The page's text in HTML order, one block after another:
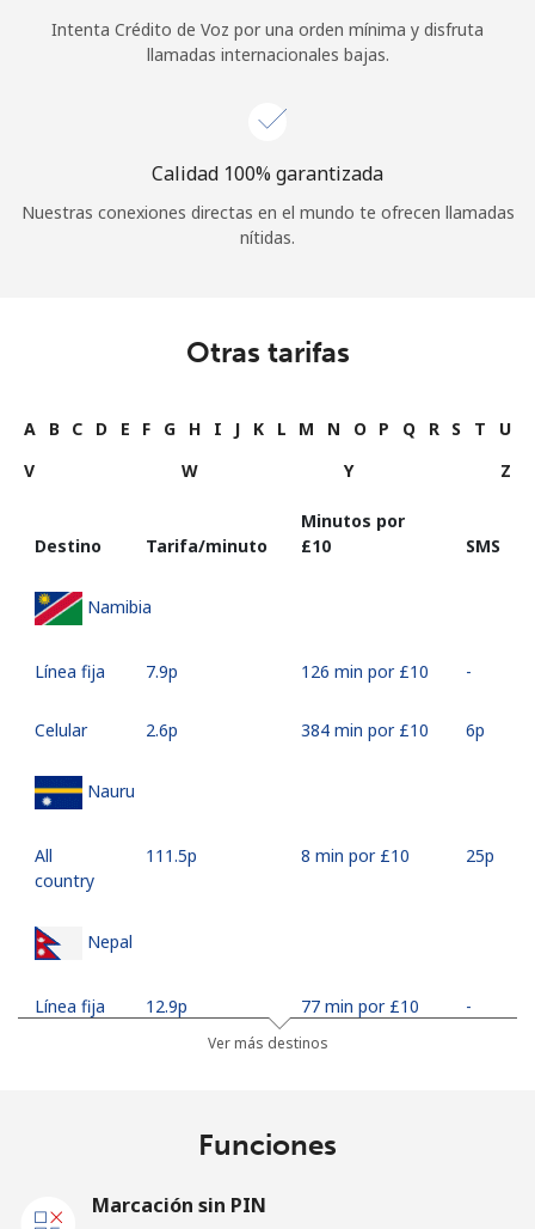
Intenta Crédito de Voz por una orden mínima y disfruta
llamadas internacionales bajas.
Calidad 100% garantizada
Nuestras conexiones directas en el mundo te ofrecen llamadas
nítidas.
Otras tarifas
A B C D E F G H I J K L M N O P Q R S T
U
V
W Y Z
Destino Tarifa/minuto
Minutos por
⁦£10⁩
SMS
Namibia
Línea fija ⁦7.9p⁩ 126 min por ⁦£10⁩ -
Celular ⁦2.6p⁩ 384 min por ⁦£10⁩ ⁦6p⁩
Nauru
All
country
⁦111.5p⁩ 8 min por ⁦£10⁩ ⁦25p⁩
Nepal
Línea fija ⁦12.9p⁩ 77 min por ⁦£10⁩ -
Ver más destinos
Funciones
Marcación sin PIN